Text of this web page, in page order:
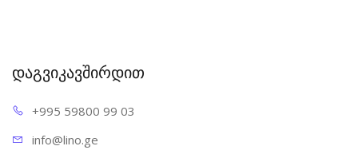
დაგვიკავშირდით
+995 59800 99 03
info@lino.ge